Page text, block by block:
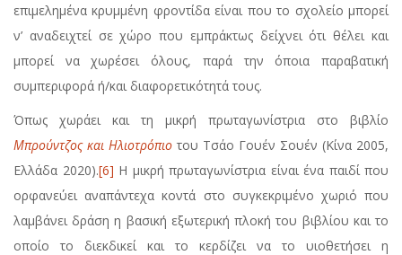
επιμελημένα κρυμμένη φροντίδα είναι που το σχολείο μπορεί
ν’ αναδειχτεί σε χώρο που εμπράκτως δείχνει ότι θέλει και
μπορεί να χωρέσει όλους, παρά την όποια παραβατική
συμπεριφορά ή/και διαφορετικότητά τους.
Όπως χωράει και τη μικρή πρωταγωνίστρια στο βιβλίο
Μπρούντζος και Ηλιοτρόπιο του Τσάο Γουέν Σουέν (Κίνα 2005,
Ελλάδα 2020).[6] Η μικρή πρωταγωνίστρια είναι ένα παιδί που
ορφανεύει αναπάντεχα κοντά στο συγκεκριμένο χωριό που
λαμβάνει δράση η βασική εξωτερική πλοκή του βιβλίου και το
οποίο το διεκδικεί και το κερδίζει να το υιοθετήσει η